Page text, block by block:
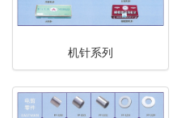
机针系列